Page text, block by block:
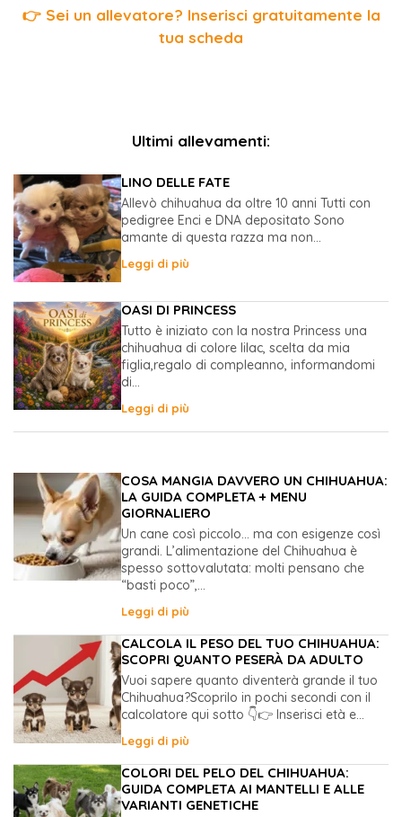
👉 Sei un allevatore? Inserisci gratuitamente la
tua scheda
Ultimi allevamenti:
LINO DELLE FATE
Allevò chihuahua da oltre 10 anni Tutti con
pedigree Enci e DNA depositato Sono
amante di questa razza ma non...
Leggi di più
OASI DI PRINCESS
Tutto è iniziato con la nostra Princess una
chihuahua di colore lilac, scelta da mia
figlia,regalo di compleanno, informandomi
di...
Leggi di più
COSA MANGIA DAVVERO UN CHIHUAHUA:
LA GUIDA COMPLETA + MENU
GIORNALIERO
Un cane così piccolo… ma con esigenze così
grandi. L’alimentazione del Chihuahua è
spesso sottovalutata: molti pensano che
“basti poco”,...
Leggi di più
CALCOLA IL PESO DEL TUO CHIHUAHUA:
SCOPRI QUANTO PESERÀ DA ADULTO
Vuoi sapere quanto diventerà grande il tuo
Chihuahua?Scoprilo in pochi secondi con il
calcolatore qui sotto 👇👉 Inserisci età e...
Leggi di più
COLORI DEL PELO DEL CHIHUAHUA:
GUIDA COMPLETA AI MANTELLI E ALLE
VARIANTI GENETICHE